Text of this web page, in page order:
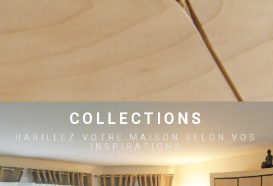
COLLECTIONS
HABILLEZ VOTRE MAISON SELON VOS
INSPIRATIONS